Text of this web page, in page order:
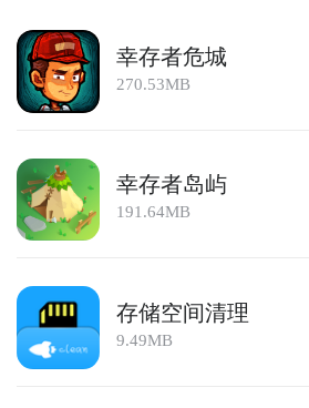
幸存者危城
270.53MB
幸存者岛屿
191.64MB
存储空间清理
9.49MB